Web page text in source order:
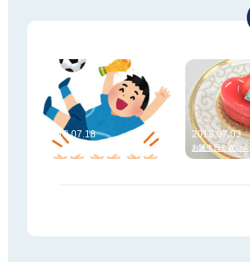
法人・個人経営関係
お知らせ・ブログ
熊本オフィスの記事
SUBARU TIMES
2018.07.18
ワールドカップ☆終了☆
2018.07.03
お誕生日☆祝い☆